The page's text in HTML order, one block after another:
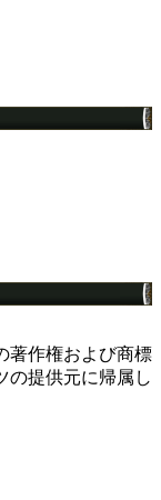
著作権および商標
の提供元に帰属し